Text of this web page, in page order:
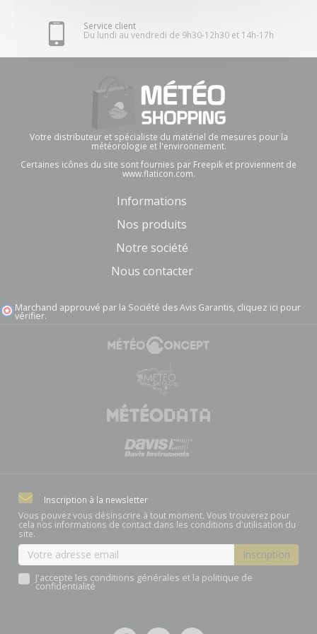
Service client
Du lundi au vendredi de 9h30-12h30 et 14h-17h
Votre distributeur et spécialiste du matériel de mesures pour la
météorologie et l'environnement.
Certaines icônes du site sont fournies par Freepik et proviennent de
www.flaticon.com.
Informations
Nos produits
Notre société
Nous contacter
Marchand approuvé par la Société des Avis Garantis, cliquez ici pour
vérifier.
Inscription à la newsletter
Vous pouvez vous désinscrire à tout moment. Vous trouverez pour
cela nos informations de contact dans les conditions d'utilisation du
site.
J'accepte les conditions générales et la politique de
confidentialité